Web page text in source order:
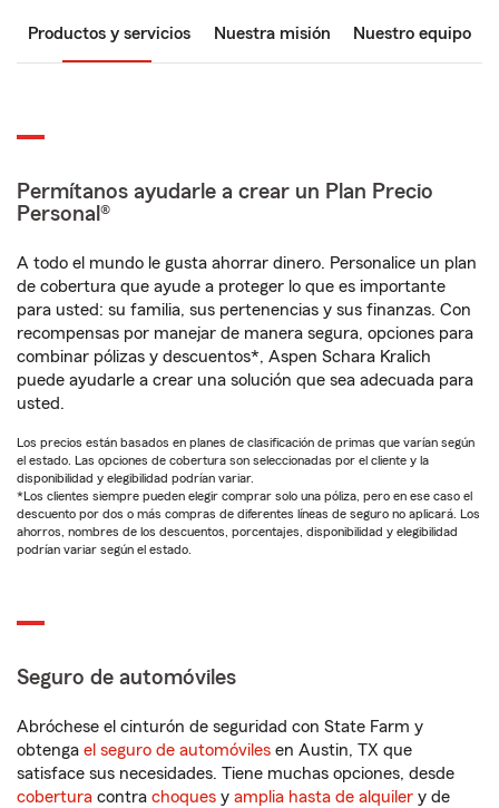
Productos y servicios Nuestra misión Nuestro equipo
Permítanos ayudarle a crear un Plan Precio
Personal®
A todo el mundo le gusta ahorrar dinero. Personalice un plan
de cobertura que ayude a proteger lo que es importante
para usted: su familia, sus pertenencias y sus finanzas. Con
recompensas por manejar de manera segura, opciones para
combinar pólizas y descuentos*, Aspen Schara Kralich
puede ayudarle a crear una solución que sea adecuada para
usted.
Los precios están basados en planes de clasificación de primas que varían según
el estado. Las opciones de cobertura son seleccionadas por el cliente y la
disponibilidad y elegibilidad podrían variar.
*Los clientes siempre pueden elegir comprar solo una póliza, pero en ese caso el
descuento por dos o más compras de diferentes líneas de seguro no aplicará. Los
ahorros, nombres de los descuentos, porcentajes, disponibilidad y elegibilidad
podrían variar según el estado.
Seguro de automóviles
Abróchese el cinturón de seguridad con State Farm y
obtenga el seguro de automóviles en Austin, TX que
satisface sus necesidades. Tiene muchas opciones, desde
cobertura contra choques y amplia hasta de alquiler y de